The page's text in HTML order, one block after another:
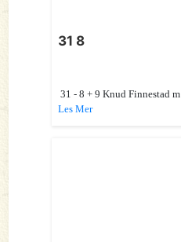
31 8
31 - 8 + 9 Knud Finnestad m
Les Mer